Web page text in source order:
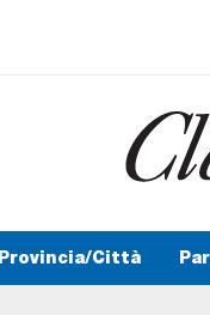
Provincia/Città